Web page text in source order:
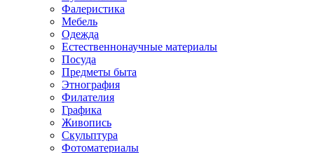
Фалеристика
Мебель
Одежда
Естественнонаучные материалы
Посуда
Предметы быта
Этнография
Филателия
Графика
Живопись
Скульптура
Фотоматериалы